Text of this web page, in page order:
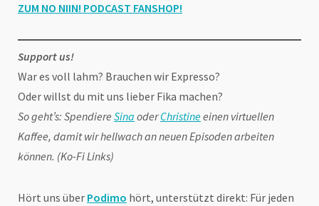
ZUM NO NIIN! PODCAST FANSHOP!
Support us!
War es voll lahm? Brauchen wir Expresso?
Oder willst du mit uns lieber Fika machen?
So geht’s: Spendiere Sina oderChristineeinen virtuellen
Kaffee, damit wir hellwach an neuen Episoden arbeiten
können. (Ko-Fi Links)
Hört uns über Podimo hört, unterstützt direkt: Für jeden